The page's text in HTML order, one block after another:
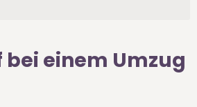
bei einem Umzug